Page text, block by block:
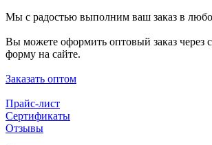
Мы с радостью выполним ваш заказ в
Вы можете оформить оптовый заказ через
форму на сайте.
Заказать оптом
Прайс-лист
Сертификаты
Отзывы